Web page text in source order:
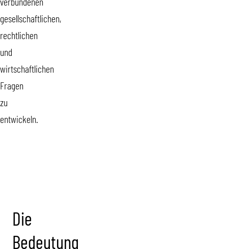
verbundenen
gesellschaftlichen,
rechtlichen
und
wirtschaftlichen
Fragen
zu
entwickeln.
Die
Bedeutung